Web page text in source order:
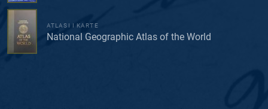
ATLASI I KARTE
National Geographic Atlas of the World